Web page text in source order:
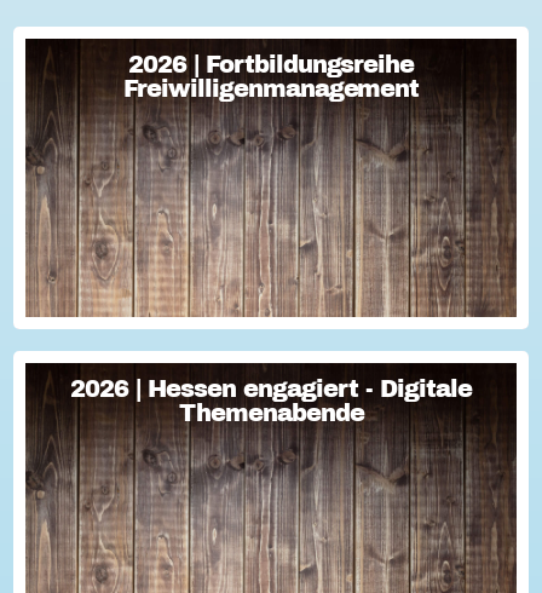
2026 | Fortbildungsreihe
Freiwilligenmanagement
2026 | Fortbildungsreihe
Freiwilligenmanagement
Freiwilligenmanagement Kompakt Strategisches
Freiwilligenmanagement und praktische Umsetzung Im Fokus
Teil 1 Für Engagement begeistern: Freiwillige gewinnen Im
Fokus Teil 2 Eine Frage der H...
2026 | Hessen engagiert - Digitale
Themenabende
2026 | Hessen engagiert - Digitale
Themenabende
Sie haben Fragen zum Thema "Versicherung im Ehrenamt"?
Oder wollten schon immer mal lernen, wie man Engagement-
Geschichten für die Öffentlichkeitsarbeit des Vereins
nutzen kann? Dann haben wir da was!...